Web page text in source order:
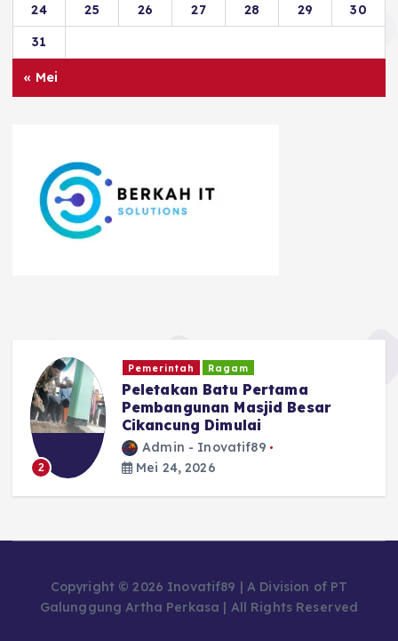
24
25 26 27 28 29
30
31
« Mei
Kriminal dan Hukum
Diduga Edarkan Tembakau
Sintetis, Seorang Pria di
Diamankan Polisi
Admin - Inovatif89
Mei 24, 2026
Copyright © 2026 Inovatif89 | A Division of PT
Galunggung Artha Perkasa | All Rights Reserved